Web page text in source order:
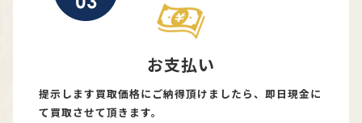
お支払い
提示します買取価格にご納得頂けましたら、即日現金に
て買取させて頂きます。